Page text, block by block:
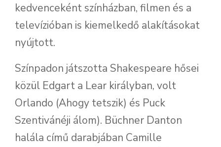
kedvenceként színházban, filmen és a
televízióban is kiemelkedő alakításokat
nyújtott.
Színpadon játszotta Shakespeare hősei
közül Edgart a Lear királyban, volt
Orlando (Ahogy tetszik) és Puck
Szentivánéji álom). Büchner Danton
halála című darabjában Camille